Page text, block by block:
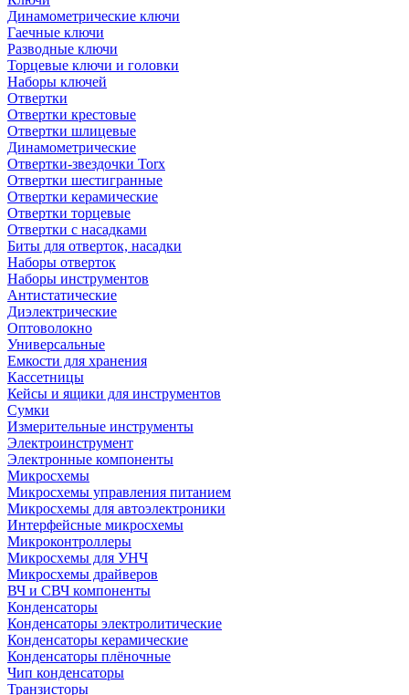
Динамометрические ключи
Гаечные ключи
Разводные ключи
Торцевые ключи и головки
Наборы ключей
Отвертки
Отвертки крестовые
Отвертки шлицевые
Динамометрические
Отвертки-звездочки Torx
Отвертки шестигранные
Отвертки керамические
Отвертки торцевые
Отвертки с насадками
Биты для отверток, насадки
Наборы отверток
Наборы инструментов
Антистатические
Диэлектрические
Оптоволокно
Универсальные
Емкости для хранения
Кассетницы
Кейсы и ящики для инструментов
Сумки
Измерительные инструменты
Электроинструмент
Электронные компоненты
Микросхемы
Микросхемы управления питанием
Микросхемы для автоэлектроники
Интерфейсные микросхемы
Микроконтроллеры
Микросхемы для УНЧ
Микросхемы драйверов
ВЧ и СВЧ компоненты
Конденсаторы
Конденсаторы электролитические
Конденсаторы керамические
Конденсаторы плёночные
Чип конденсаторы
Транзисторы